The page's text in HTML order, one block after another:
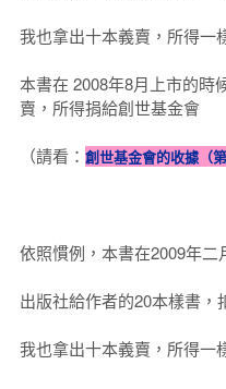
我也拿出十本義賣，所得一
本書在 2008年8月上市的時
賣，所得捐給創世基金會
（請看： 創世基金會的收據（
依照慣例，本書在2009年二
出版社給作者的20本樣書，
我也拿出十本義賣，所得一